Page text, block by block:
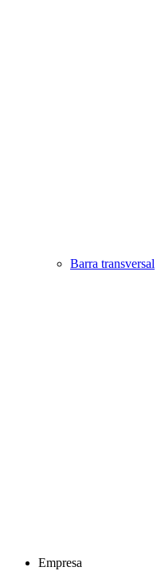
Barra transversal
Empresa